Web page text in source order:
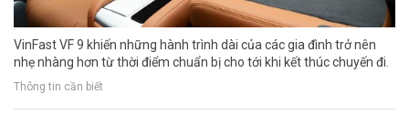
VinFast VF 9 khiến những hành trình dài của các gia đình trở nên
nhẹ nhàng hơn từ thời điểm chuẩn bị cho tới khi kết thúc chuyến đi.
Thông tin cần biết